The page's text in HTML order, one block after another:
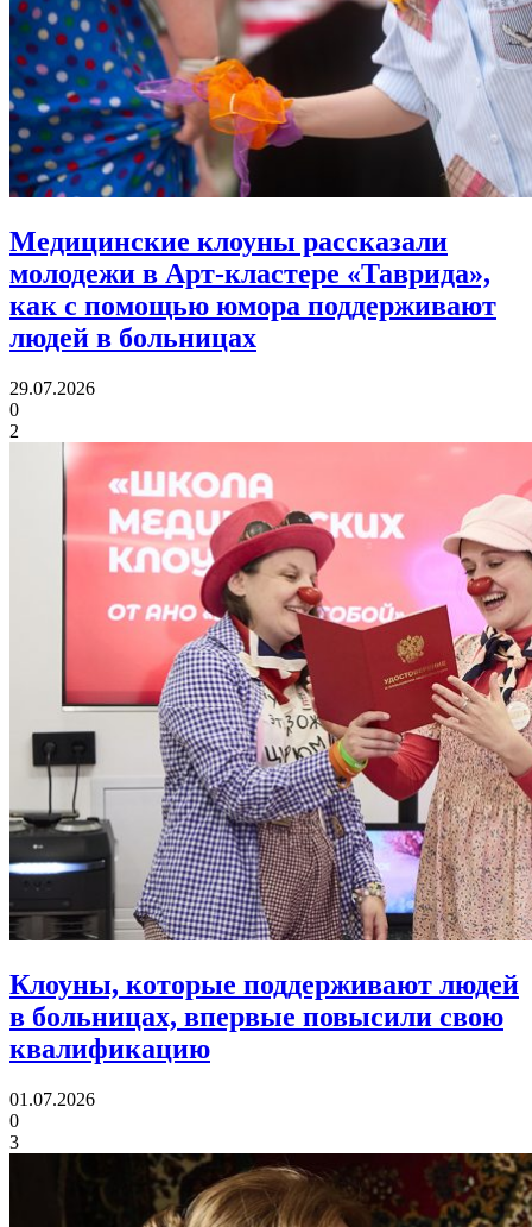
Медицинские клоуны рассказали
молодежи в Арт-кластере «Таврида»,
как с помощью юмора поддерживают
людей в больницах
29.07.2026
0
2
Клоуны, которые поддерживают людей
в больницах, впервые повысили свою
квалификацию
01.07.2026
0
3